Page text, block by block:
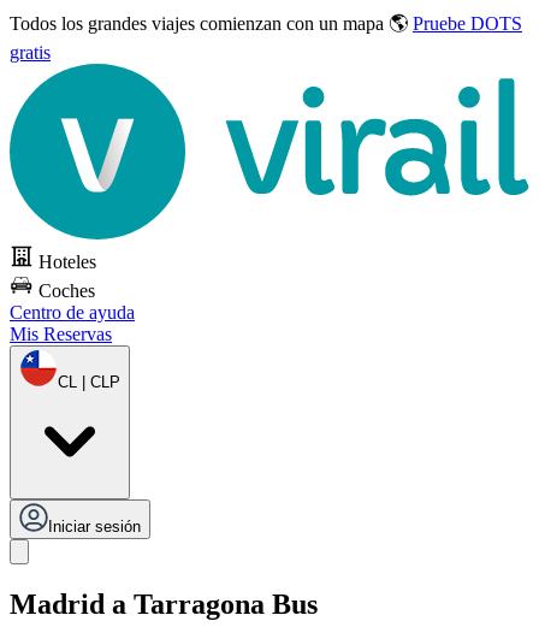
Todos los grandes viajes comienzan con un mapa 🌎 Pruebe DOTS
gratis
Hoteles
Coches
Centro de ayuda
Mis Reservas
CL | CLP
Iniciar sesión
Madrid a Tarragona Bus